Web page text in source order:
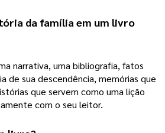
da família em um livro
narrativa, uma bibliografia, fatos
de sua descendência, memórias que
que servem como uma lição
com o seu leitor.